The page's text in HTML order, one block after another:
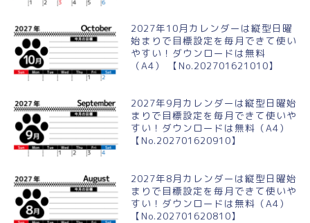
2027年10月カレンダーは縦型日曜
始まりで目標設定を毎月できて使い
やすい！ダウンロードは無料
（A4） 【No.202701621010】
2027年9月カレンダーは縦型日曜始
まりで目標設定を毎月できて使いや
すい！ダウンロードは無料（A4）
【No.202701620910】
2027年8月カレンダーは縦型日曜始
まりで目標設定を毎月できて使いや
すい！ダウンロードは無料（A4）
【No.202701620810】